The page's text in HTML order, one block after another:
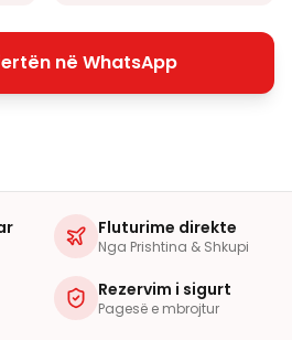
në WhatsApp
Fluturime direkte
Nga Prishtina & Shkupi
Rezervim i sigurt
Pagesë e mbrojtur